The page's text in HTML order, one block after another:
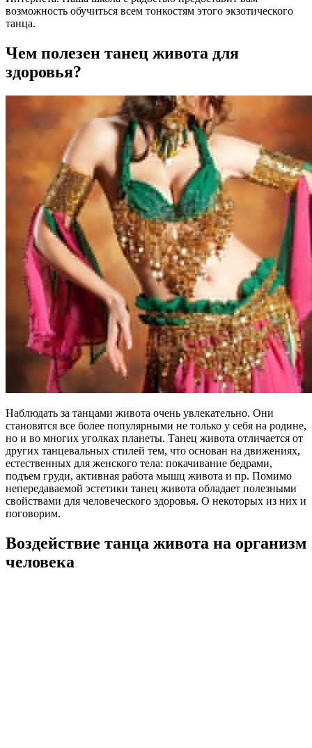
возможность обучиться всем тонкостям этого экзотического
танца.
Чем полезен танец живота для
здоровья?
Наблюдать за танцами живота очень увлекательно. Они
становятся все более популярными не только у себя на родине,
но и во многих уголках планеты. Танец живота отличается от
других танцевальных стилей тем, что основан на движениях,
естественных для женского тела: покачивание бедрами,
подъем груди, активная работа мышц живота и пр. Помимо
непередаваемой эстетики танец живота обладает полезными
свойствами для человеческого здоровья. О некоторых из них и
поговорим.
Воздействие танца живота на организм
человека